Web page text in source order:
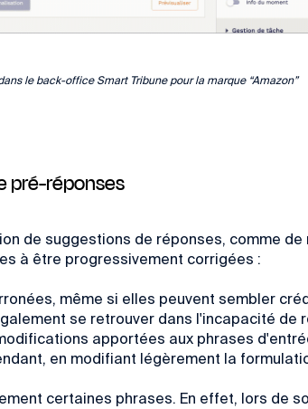
le back-office Smart Tribune pour la marque “Amazon”
pré-réponses
de suggestions de réponses, comme de
à être progressivement corrigées :
, même si elles peuvent sembler
se retrouver dans l'incapacité de
apportées aux phrases
en modifiant légèrement la
certaines phrases. En effet, lors de